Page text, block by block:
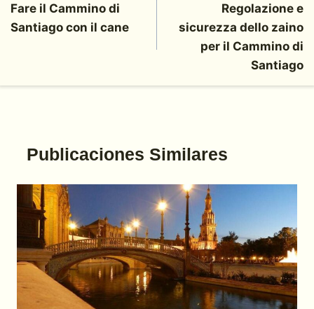
de
entradas
Fare il Cammino di
Santiago con il cane
Regolazione e
sicurezza dello zaino
per il Cammino di
Santiago
Publicaciones Similares